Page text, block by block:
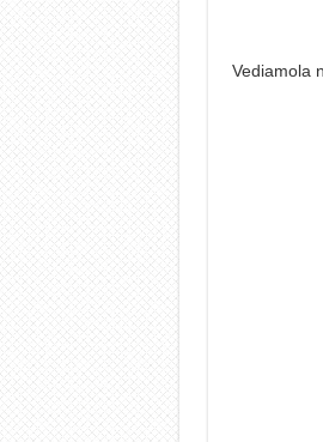
Vediamola